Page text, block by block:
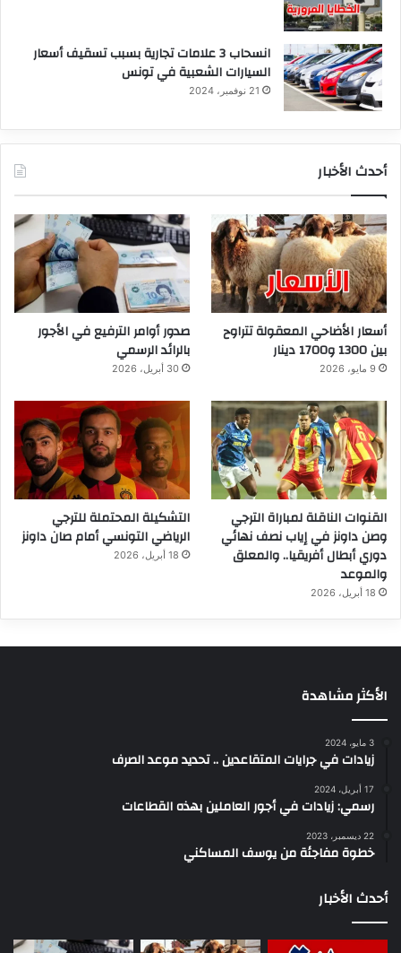
انسحاب 3 علامات تجارية بسبب تسقيف أسعار
السيارات الشعبية في تونس
21 نوفمبر، 2024
أحدث الأخبار
أسعار الأضاحي المعقولة تتراوح
بين 1300 و1700 دينار
9 مايو، 2026
صدور أوامر الترفيع في الأجور
بالرائد الرسمي
30 أبريل، 2026
القنوات الناقلة لمباراة الترجي
وصن داونز في إياب نصف نهائي
دوري أبطال أفريقيا.. والمعلق
والموعد
18 أبريل، 2026
التشكيلة المحتملة للترجي
الرياضي التونسي أمام صان داونز
18 أبريل، 2026
الأكثر مشاهدة
3 مايو، 2024
زيادات في جرايات المتقاعدين .. تحديد موعد الصرف
17 أبريل، 2024
رسمي: زيادات في أجور العاملين بهذه القطاعات
22 ديسمبر، 2023
خطوة مفاجئة من يوسف المساكني
أحدث الأخبار